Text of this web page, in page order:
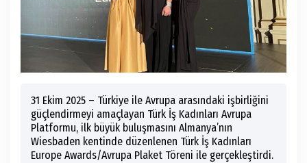
31 Ekim 2025 – Türkiye ile Avrupa arasındaki işbirliğini
güçlendirmeyi amaçlayan Türk İş Kadınları Avrupa
Platformu, ilk büyük buluşmasını Almanya’nın
Wiesbaden kentinde düzenlenen Türk İş Kadınları
Europe Awards/Avrupa Plaket Töreni ile gerçekleştirdi.